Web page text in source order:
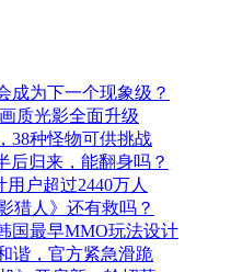
成为下一个现象级？
质光影全面升级
38种怪物可供挑战
后归来，能翻身吗？
户超过2440万人
猎人》还有救吗？
国最早MMO玩法设计
谐，官方紧急滑跪